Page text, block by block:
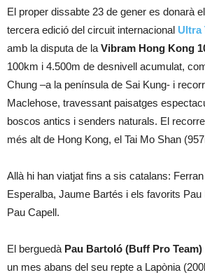
El proper dissabte 23 de gener es donarà
tercera edició del circuit internacional Ultra
amb la disputa de la Vibram Hong Kong
100km i 4.500m de desnivell acumulat,
Chung –a la península de Sai Kung- i
Maclehose, travessant paisatges
boscos antics i senders naturals. El
més alt de Hong Kong, el Tai Mo Shan
Allà hi han viatjat fins a sis catalans:
Esperalba, Jaume Bartés i els favorits
Pau Capell.
El berguedà Pau Bartoló (Buff Pro Team)
un mes abans del seu repte a Lapònia